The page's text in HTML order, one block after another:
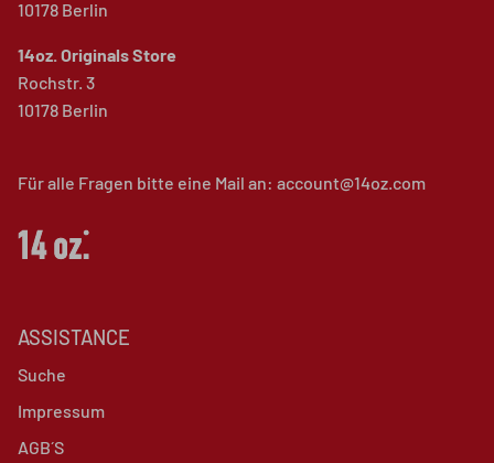
10178 Berlin
14oz. Originals Store
Rochstr. 3
10178 Berlin
Für alle Fragen bitte eine Mail an: account@14oz.com
ASSISTANCE
Suche
Impressum
AGB´S